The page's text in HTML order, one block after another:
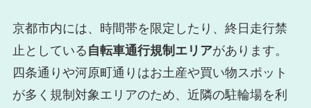
京都市内には、時間帯を限定したり、終日走行禁
止としている 自転車通行規制エリアがあります。
四条通りや河原町通りはお土産や買い物スポット
が多く規制対象エリアのため、近隣の駐輪場を利